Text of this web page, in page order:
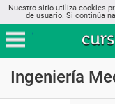
Nuestro sitio utiliza cookies
de usuario. Si continúa
Ingeniería